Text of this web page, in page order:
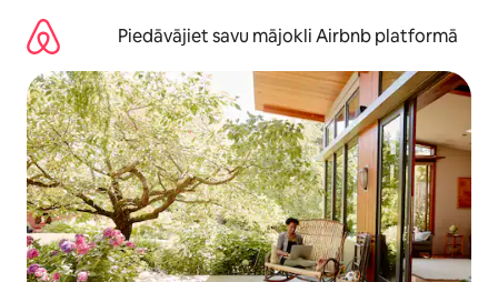
saturu
Piedāvājiet savu mājokli Airbnb platformā